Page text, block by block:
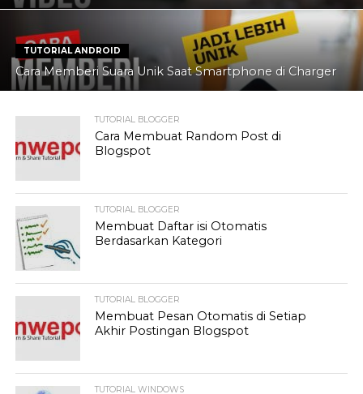
TUTORIAL ANDROID
Cara Memberi Suara Unik Saat Smartphone di Charger
TUTORIAL BLOGGER
Cara Membuat Random Post di
Blogspot
TUTORIAL BLOGGER
Membuat Daftar isi Otomatis
Berdasarkan Kategori
TUTORIAL BLOGGER
Membuat Pesan Otomatis di Setiap
Akhir Postingan Blogspot
TUTORIAL WINDOWS